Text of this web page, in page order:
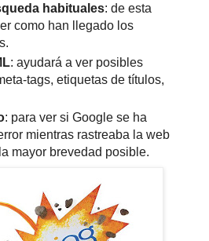
habituales: de esta
como han llegado los
: ayudará a ver posibles
etiquetas de títulos,
: para ver si Google se ha
mientras rastreaba la web
mayor brevedad posible.